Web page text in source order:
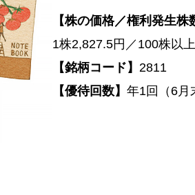
【株の価格／権利発生株
1株2,827.5円／100株以上
【銘柄コード】 2811
【優待回数】 年1回（6月